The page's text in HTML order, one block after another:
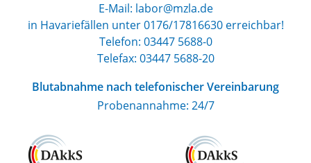
E-Mail: labor@mzla.de
in Havariefällen unter 0176/17816630 erreichbar!
Telefon: 03447 5688-0
Telefax: 03447 5688-20
Blutabnahme nach telefonischer Vereinbarung
Probenannahme: 24/7